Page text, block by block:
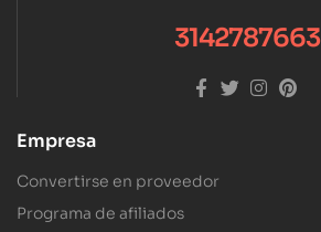
3142787663
Empresa
Convertirse en proveedor
Programa de afiliados